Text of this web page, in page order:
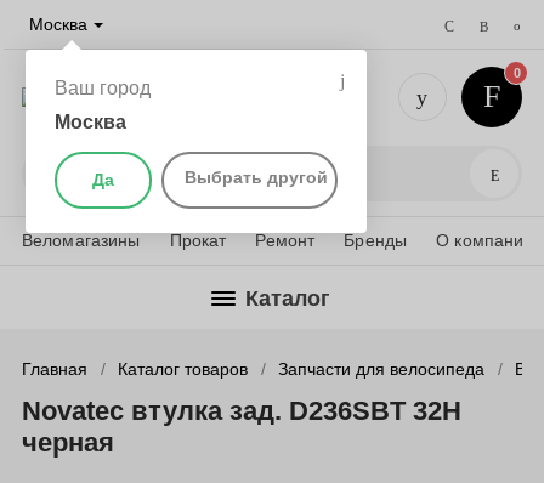
Москва
Ваш город
Москва
Да Выбрать другой Поиск
+7 (495)
0
Веломагазины Прокат Ремонт Бренды О компании
Каталог
Главная Каталог товаров Запчасти для велосипеда
Novatec втулка зад. D236SBT 32H
черная